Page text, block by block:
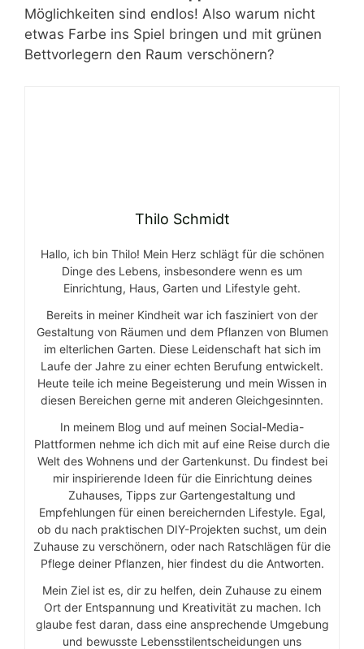
Möglichkeiten sind endlos! Also warum nicht
etwas Farbe ins Spiel bringen und mit grünen
Bettvorlegern den Raum verschönern?
Thilo Schmidt
Hallo, ich bin Thilo! Mein Herz schlägt für die schönen
Dinge des Lebens, insbesondere wenn es um
Einrichtung, Haus, Garten und Lifestyle geht.
Bereits in meiner Kindheit war ich fasziniert von der
Gestaltung von Räumen und dem Pflanzen von Blumen
im elterlichen Garten. Diese Leidenschaft hat sich im
Laufe der Jahre zu einer echten Berufung entwickelt.
Heute teile ich meine Begeisterung und mein Wissen in
diesen Bereichen gerne mit anderen Gleichgesinnten.
In meinem Blog und auf meinen Social-Media-
Plattformen nehme ich dich mit auf eine Reise durch die
Welt des Wohnens und der Gartenkunst. Du findest bei
mir inspirierende Ideen für die Einrichtung deines
Zuhauses, Tipps zur Gartengestaltung und
Empfehlungen für einen bereichernden Lifestyle. Egal,
ob du nach praktischen DIY-Projekten suchst, um dein
Zuhause zu verschönern, oder nach Ratschlägen für die
Pflege deiner Pflanzen, hier findest du die Antworten.
Mein Ziel ist es, dir zu helfen, dein Zuhause zu einem
Ort der Entspannung und Kreativität zu machen. Ich
glaube fest daran, dass eine ansprechende Umgebung
und bewusste Lebensstilentscheidungen uns